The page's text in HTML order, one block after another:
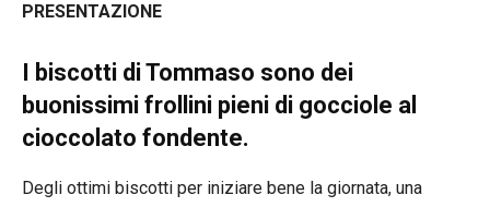
PRESENTAZIONE
I biscotti di Tommaso sono dei
buonissimi frollini pieni di gocciole al
cioccolato fondente.
Degli ottimi biscotti per iniziare bene la giornata, una